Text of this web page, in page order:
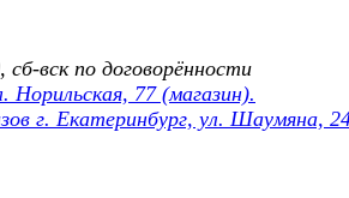
вск по договорённости
Норильская, 77 (магазин).
г. Екатеринбург, ул. Шаумяна,